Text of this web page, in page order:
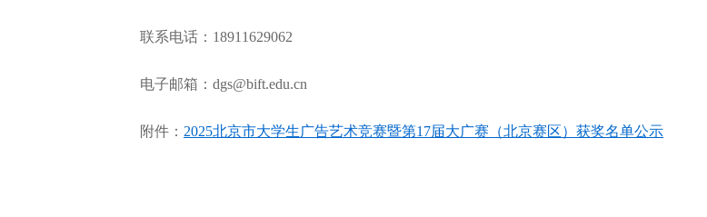
联系电话：18911629062
电子邮箱：dgs@bift.edu.cn
附件： 2025北京市大学生广告艺术竞赛暨第17届大广赛（北京赛区）获奖名单公示